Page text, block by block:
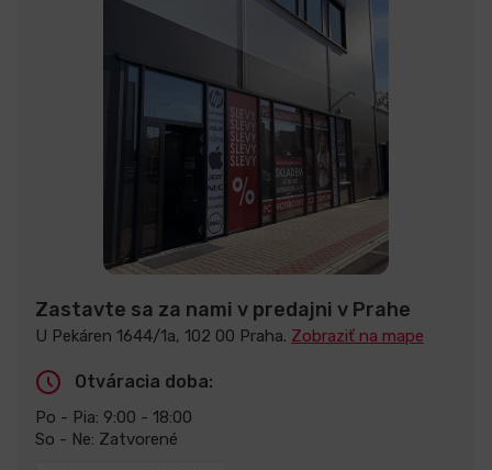
Zastavte sa za nami v predajni v Prahe
U Pekáren 1644/1a, 102 00 Praha. Zobraziť na mape
Otváracia doba:
Po - Pia: 9:00 - 18:00
So - Ne: Zatvorené